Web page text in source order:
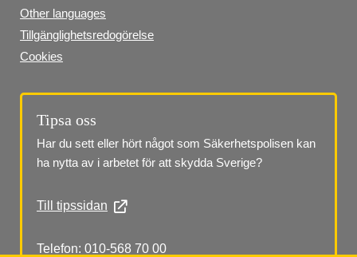
Other languages
Tillgänglighetsredogörelse
Cookies
Tipsa oss
Har du sett eller hört något som Säkerhetspolisen kan
ha nytta av i arbetet för att skydda Sverige?
Till tipssidan
Telefon: 010-568 70 00